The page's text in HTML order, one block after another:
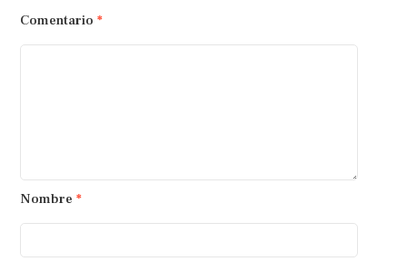
Comentario *
Nombre *